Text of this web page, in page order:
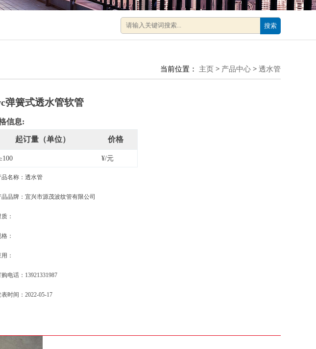
搜索
当前位置： 主页 > 产品中心 > 透水管
弹簧式透水管软管
信息:
起订量（单位） 价格
¥/元
品名称：透水管
品品牌：宜兴市源茂波纹管有限公司
：
：
：
购电话：13921331987
表时间：2022-05-17